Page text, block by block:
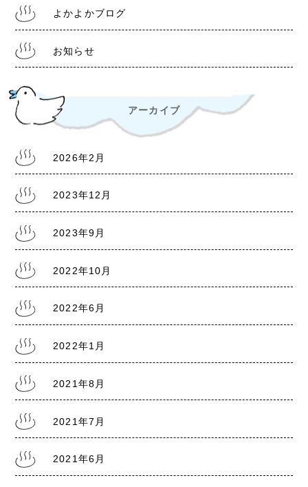
2022.10.28
令和4年11月1日より 入浴料金改定について
2022.6.30
熊本銭湯『松の湯』 営業時間等変更のお知らせ
熊本銭湯『大福湯』 営業のお知らせ
2022.1.20
2021.8.5
2021.7.30
熊本銭湯の日記『熊本まん延防止宣言7/31～
よかよかブログ
お知らせ
アーカイブ
2026年2月
2023年12月
2023年9月
2022年10月
2022年6月
2022年1月
2021年8月
2021年7月
2021年6月